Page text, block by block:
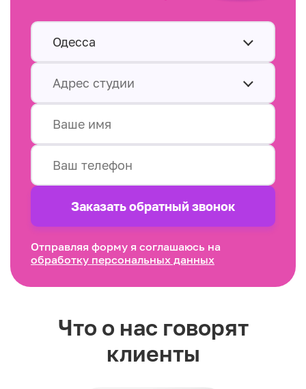
Одесса
Адрес студии
Заказать обратный звонок
Отправляя форму я соглашаюсь на
обработку персональных данных
Что о нас говорят
клиенты